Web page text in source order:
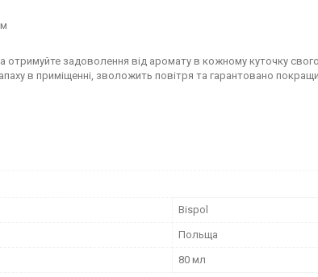
задоволення від аромату в кожному куточку
в приміщенні, зволожить повітря та гарантовано
Bispol
Польща
80 мл